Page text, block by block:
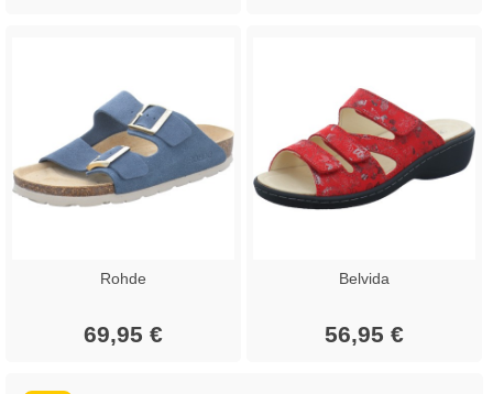
Rohde
69,95 €
Belvida
56,95 €